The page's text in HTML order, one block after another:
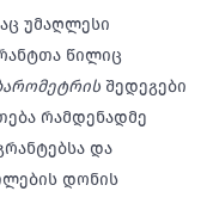
უმაღლესი
წილიც
შედეგები
რამდენადმე
და
დონის